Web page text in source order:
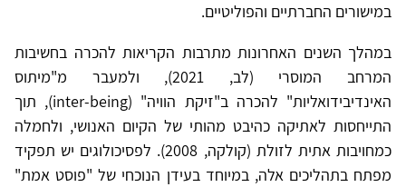
במישורים החברתיים והפוליטיים.
במהלך השנים האחרונות מתרבות הקריאות להכרה בחשיבות
המרחב המוסרי (לב, 2021), ולמעבר מ"מיתוס
האינדיבידואליות" להכרה ב"זיקת הוויה" (inter-being), תוך
התייחסות לאתיקה כהיבט מהותי של הקיום האנושי, ולחמלה
כמחויבות אתית לזולת (קולקה, 2008). לפסיכולוגים יש תפקיד
מפתח בתהליכים אלה, במיוחד בעידן הנוכחי של "פוסט אמת"